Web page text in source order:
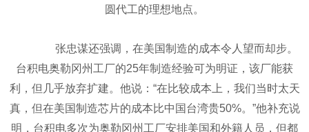
圆代工的理想地点。
张忠谋还强调，在美国制造的成本令人望而却步。
台积电奥勒冈州工厂的25年制造经验可为明证，该厂能获
利，但几乎放弃扩建。他说：“在比较成本上，我们当时太天
真，但在美国制造芯片的成本比中国台湾贵50%。”他补充说
明，台积电多次为奥勒冈州工厂安排美国和外籍人员，但都